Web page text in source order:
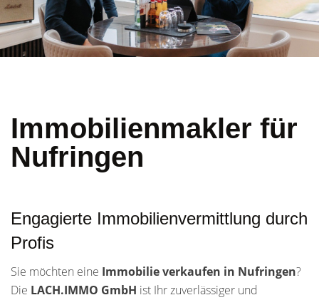
Immobilienmakler für
Nufringen
Engagierte Immobilienvermittlung durch
Profis
Sie möchten eine Immobilie verkaufen in Nufringen?
Die LACH.IMMO GmbH ist Ihr zuverlässiger und